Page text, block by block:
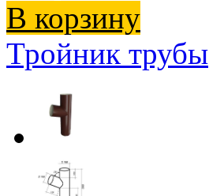
В корзину
Тройник трубы